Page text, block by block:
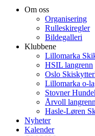
Om oss
Organisering
Rulleskiregler
Bildegalleri
Klubbene
Lillomarka
HSIL langrenn
Oslo
Lillomarka o-
Stovner
Årvoll langrenn
Hasle-Løren
Nyheter
Kalender